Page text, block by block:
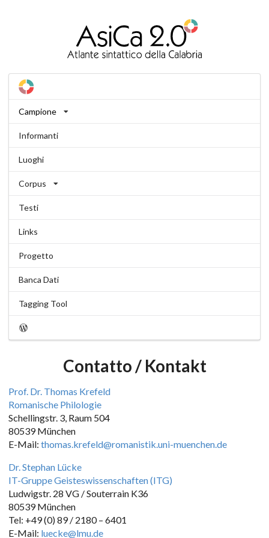
Campione
Informanti
Luoghi
Corpus
Testi
Links
Progetto
Banca Dati
Tagging Tool
Contatto / Kontakt
Prof. Dr. Thomas Krefeld
Romanische Philologie
Schellingstr. 3, Raum 504
80539 München
E-Mail: thomas.krefeld@romanistik.uni-muenchen.de
Dr. Stephan Lücke
IT-Gruppe Geisteswissenschaften (ITG)
Ludwigstr. 28 VG / Souterrain K36
80539 München
Tel: +49 (0) 89 / 2180 – 6401
E-Mail: luecke@lmu.de